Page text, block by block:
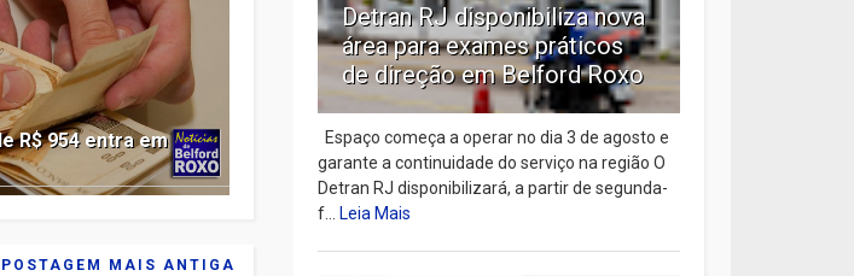
R$ 954 entra em
POSTAGEM MAIS ANTIGA
Detran RJ disponibiliza nova
área para exames práticos
de direção em Belford Roxo
Espaço começa a operar no dia 3 de agosto e
garante a continuidade do serviço na região O
Detran RJ disponibilizará, a partir de segunda-
f...Leia Mais